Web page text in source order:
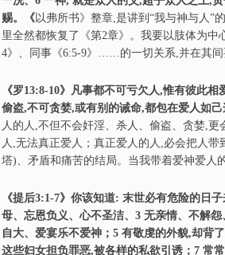
赐。《以弗所书》整章,是讲到“我与神与人”
里全然都恢复了《第2章》。我要以肢体为中
4》、同事《6:5-9》……的一切关系,并在其间
《罗13:8-10》凡事都不可亏欠人,惟有彼此
偷盗,不可贪婪,或有别的诫命,都包在爱人如
人的人,不但不会奸淫、杀人、偷盗、贪婪,
人,无法真正爱人；真正爱人的人,必会把人
塔)、矛盾和痛苦的结局。当我带着爱神爱人
《提后3:1-7》你该知道: 末世必有危险的日
母、忘恩负义、心不圣洁、3 无亲情、不解
自大、爱宴乐不爱神；5 有敬虔的外貌,却背
这些妇女担负罪恶,被各样的私欲引诱；7 常